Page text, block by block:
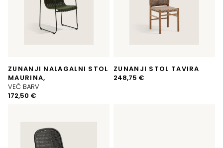
ZUNANJI NALAGALNI STOL
MAURINA,
VEČ BARV
172,50 €
ZUNANJI STOL TAVIRA
248,75 €